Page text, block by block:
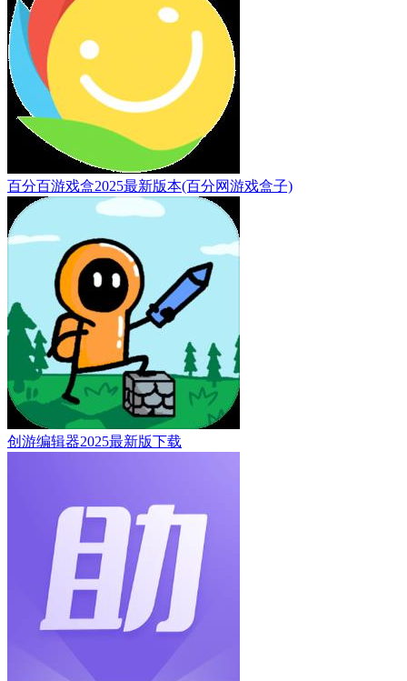
百分百游戏盒2025最新版本(百分网游戏盒子)
创游编辑器2025最新版下载